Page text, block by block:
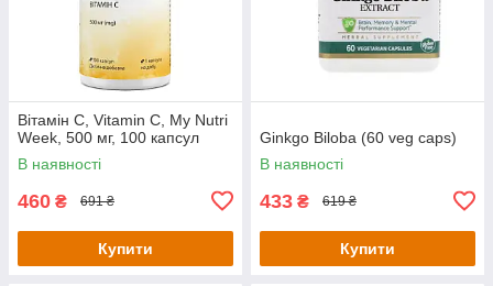
Вітамін С, Vitamin C, My Nutri
Week, 500 мг, 100 капсул
В наявності
460 ₴ 691 ₴
Купити
Ginkgo Biloba (60 veg caps)
В наявності
433 ₴ 619 ₴
Купити